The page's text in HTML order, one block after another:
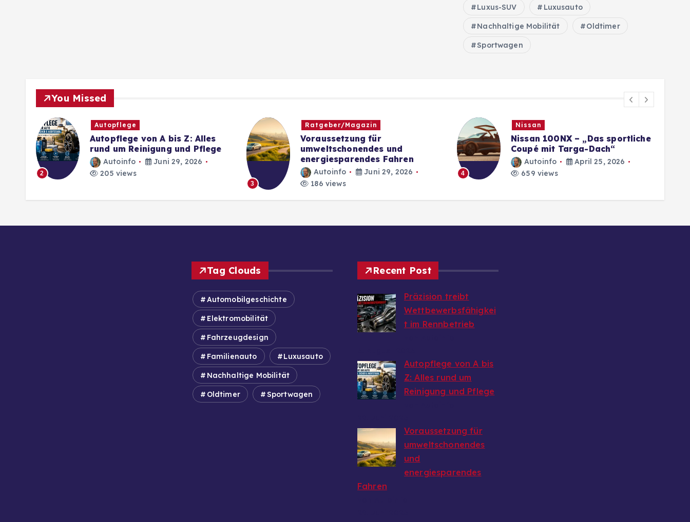
Luxus-SUV Luxusauto
Nachhaltige Mobilität Oldtimer
Sportwagen
You Missed
2
Autopflege
Autopflege von A bis Z: Alles
rund um Reinigung und Pflege
Autoinfo
Juni 29, 2026
205 views
3
Ratgeber/Magazin
Voraussetzung für
umweltschonendes und
energiesparendes Fahren
Autoinfo
Juni 29, 2026
186 views
4
Nissan
Nissan 100NX – „Das sportliche
Coupé mit Targa-Dach“
Autoinfo
April 25, 2026
659 views
Tag Clouds
Automobilgeschichte
Elektromobilität
Fahrzeugdesign
Familienauto Luxusauto
Nachhaltige Mobilität
Oldtimer Sportwagen
Recent Post
Präzision treibt
Wettbewerbsfähigkei
t im Rennbetrieb
Autopflege von A bis
Z: Alles rund um
Reinigung und Pflege
Voraussetzung für
umweltschonendes
und
energiesparendes
Fahren